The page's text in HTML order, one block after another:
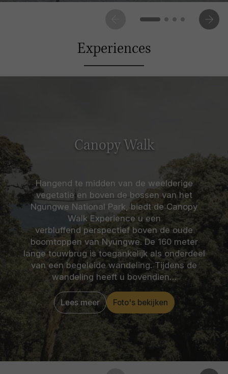
Experiences
Canopy Walk
Hangend te midden van de weelderige
vegetatie en boven de bossen van het
Ngungwe National Park, biedt de Canopy
Walk Experience u een
verbluffend perspectief boven de oude
boomtoppen van Nyungwe. De 160 meter
lange touwbrug is toegankelijk als onderdeel
van een begeleide wandeling. Tijdens de
wandeling heeft u bovendien…
Lees meer Foto's bekijken